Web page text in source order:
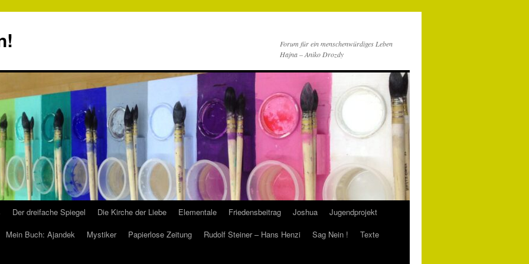
Forum für ein menschenwürdiges Leben
Hajna – Aniko Drozdy
Der dreifache Spiegel Die Kirche der Liebe Elementale Friedensbeitrag Joshua
Jugendprojekt
Mein Buch: Ajandek Mystiker Papierlose Zeitung Rudolf Steiner – Hans Henzi Sag Nein !
Texte